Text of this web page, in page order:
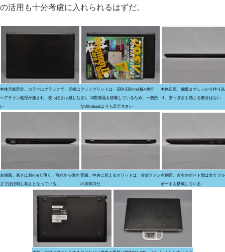
の活用も十分考慮に入れられるはずだ。
本体天板部分。カラーはブラックで、天板は
ヘアライン処理が施され、安っぽさは感じな
い
フットプリントは、333×230mm(幅×奥行
き)。14型液晶を搭載しているため、一般的
なUltrabookよりも若干大きい
本体正面。細部までしっかり作り
り、安っぽさを感じる部分はない
左側面。高さは19mmと薄く、前方から後方
までほぼ同じ高さとなっている。
背面。中央に見えるスリットは、冷却ファン
の排気口だ
右側面。左右のポート類は全てフ
ポートを搭載している